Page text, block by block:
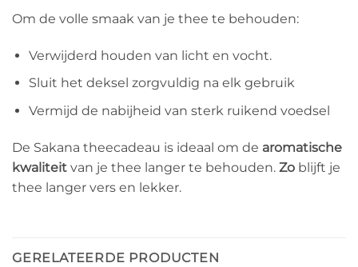
Om de volle smaak van je thee te behouden:
Verwijderd houden van licht en vocht.
Sluit het deksel zorgvuldig na elk gebruik
Vermijd de nabijheid van sterk ruikend voedsel
De Sakana theecadeau is ideaal om de aromatische
kwaliteit van je thee langer te behouden. Zo blijft je
thee langer vers en lekker.
GERELATEERDE PRODUCTEN